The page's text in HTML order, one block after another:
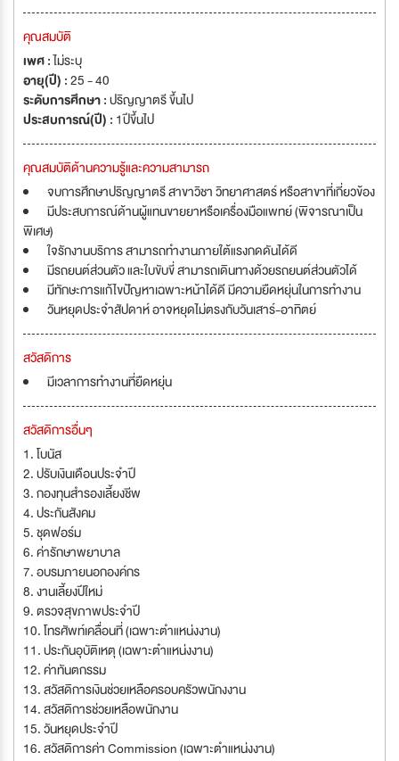
คุณสมบัติ
เพศ :ไม่ระบุ
อายุ(ปี) :25 - 40
ระดับการศึกษา :ปริญญาตรี ขึ้นไป
ประสบการณ์(ปี) : 1ปีขึ้นไป
คุณสมบัติด้านความรู้และความสามารถ
จบการศึกษาปริญญาตรี สาขาวิชา วิทยาศาสตร์ หรือสาขาที่เกี่ยวข้อง
มีประสบการณ์ด้านผู้แทนขายยาหรือเครื่องมือแพทย์ (พิจารณาเป็น
พิเศษ)
ใจรักงานบริการ สามารถทำงานภายใต้แรงกดดันได้ดี
มีรถยนต์ส่วนตัว และใบขับขี่ สามารถเดินทางด้วยรถยนต์ส่วนตัวได้
มีทักษะการแก้ไขปัญหาเฉพาะหน้าได้ดี มีความยืดหยุ่นในการทำงาน
วันหยุดประจำสัปดาห์ อาจหยุดไม่ตรงกับวันเสาร์-อาทิตย์
สวัสดิการ
มีเวลาการทำงานที่ยืดหยุ่น
สวัสดิการอื่นๆ
1. โบนัส
2. ปรับเงินเดือนประจำปี
3. กองทุนสำรองเลี้ยงชีพ
4. ประกันสังคม
5. ชุดฟอร์ม
6. ค่ารักษาพยาบาล
7. อบรมภายนอกองค์กร
8. งานเลี้ยงปีใหม่
9. ตรวจสุขภาพประจำปี
10. โทรศัพท์เคลื่อนที่ (เฉพาะตำแหน่งงาน)
11. ประกันอุบัติเหตุ (เฉพาะตำแหน่งงาน)
12. ค่าทันตกรรม
13. สวัสดิการเงินช่วยเหลือครอบครัวพนักงงาน
14. สวัสดิการช่วยเหลือพนักงาน
15. วันหยุดประจำปี
16. สวัสดิการค่า Commission (เฉพาะตำแหน่งงาน)